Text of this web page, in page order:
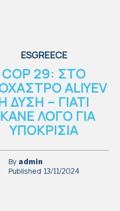
ESGREECE
COP 29: ΣΤΟ
ALIYEV
ΔΥΣΗ – ΓΙΑΤΙ
ΛΟΓΟ ΓΙΑ
ΥΠΟΚΡΙΣΙΑ
By admin
Published 13/11/2024